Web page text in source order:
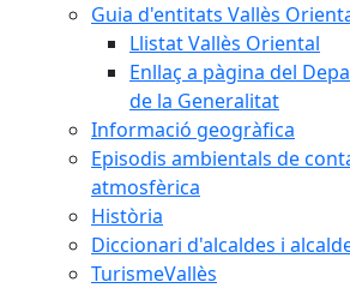
Guia d'entitats Vallès
Llistat Vallès Oriental
Enllaç a pàgina del
de la Generalitat
Informació geogràfica
Episodis ambientals de
atmosfèrica
Història
Diccionari d'alcaldes i
TurismeVallès